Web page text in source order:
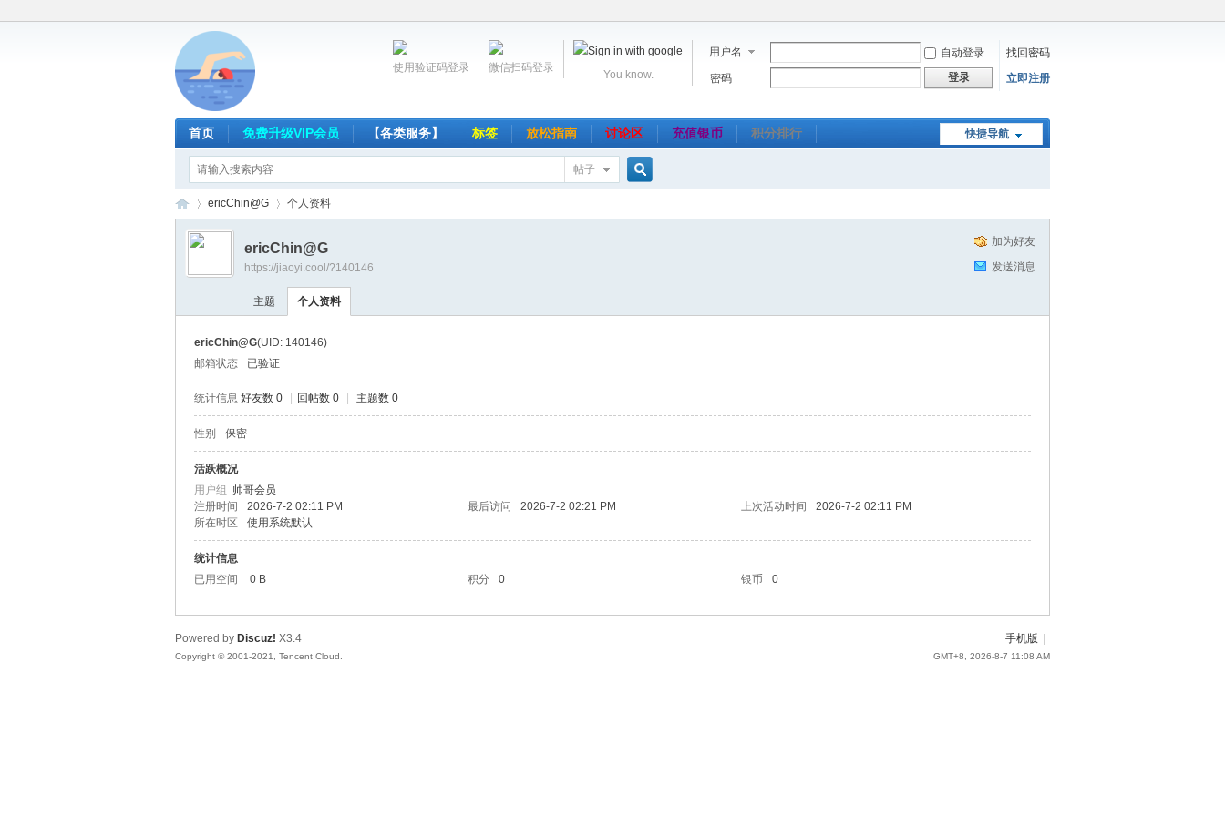
用户名 自动登录
找回密码
密码
登录 立即注册
You know.
微信扫码登录
使用验证码登录
快捷导航
首页 免费升级VIP会员 【各类服务】 标签 放松指南 讨论区 充值银币 积分排行
帖子
网
›
ericChin@G 个人资料
加为好友
发送消息
ericChin@G
https://jiaoyi.cool/?140146
主题 个人资料
ericChin@G(UID: 140146)
邮箱状态
已验证
统计信息 好友数 0 回帖数 0 主题数 0
性别 保密
活跃概况
用户组 帅哥会员
注册时间
2026-7-2 02:11 PM 最后访问 2026-7-2 02:21 PM 上次活动时间
2026-7-2 02:11 PM
所在时区
使用系统默认
统计信息
已用空间
0 B 积分 0 银币 0
手机版
GMT+8, 2026-8-7 11:08 AM
Powered by Discuz! X3.4
Copyright © 2001-2021, Tencent Cloud.